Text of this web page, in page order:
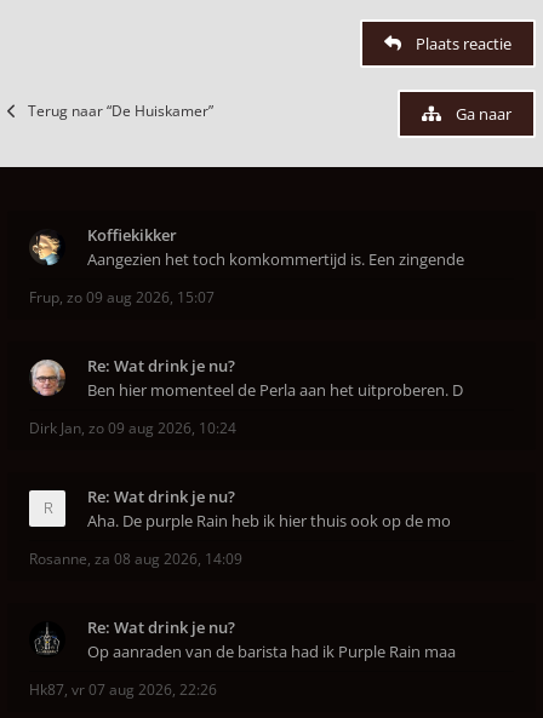
Plaats reactie
Terug naar “De Huiskamer” Ga naar
Koffiekikker
Aangezien het toch komkommertijd is. Een zingende
Frup, zo 09 aug 2026, 15:07
Re: Wat drink je nu?
Ben hier momenteel de Perla aan het uitproberen. D
Dirk Jan, zo 09 aug 2026, 10:24
Re: Wat drink je nu?
Aha. De purple Rain heb ik hier thuis ook op de mo
Rosanne, za 08 aug 2026, 14:09
Re: Wat drink je nu?
Op aanraden van de barista had ik Purple Rain maa
Hk87, vr 07 aug 2026, 22:26